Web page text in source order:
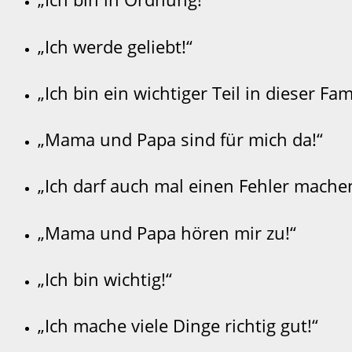
„Ich werde geliebt!“
„Ich bin ein wichtiger Teil in dieser
„Mama und Papa sind für mich da!“
„Ich darf auch mal einen Fehler
„Mama und Papa hören mir zu!“
„Ich bin wichtig!“
„Ich mache viele Dinge richtig gut!“